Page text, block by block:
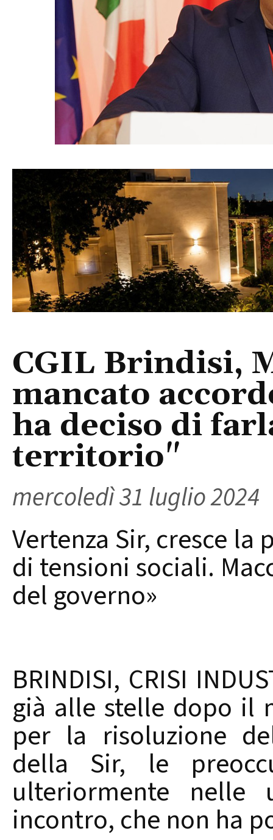
CGIL Brindisi,
mancato
ha deciso di
territorio"
mercoledì 31 luglio 2024
Vertenza Sir, cresce
di tensioni sociali.
del governo»
BRINDISI, CRISI
già alle stelle dopo il
per la risoluzione
della Sir, le
ulteriormente nelle
incontro, che non ha